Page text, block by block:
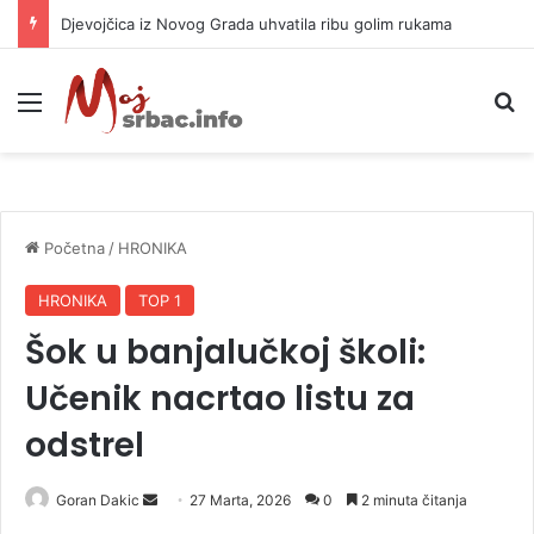
Djevojčica iz Novog Grada uhvatila ribu golim rukama
Meni
Početna / HRONIKA
HRONIKA TOP 1
Šok u banjalučkoj školi:
Učenik nacrtao listu za
odstrel
Goran Dakic 27 Marta, 2026 0 2 minuta čitanja